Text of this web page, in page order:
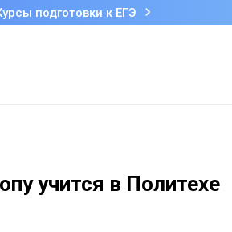
подготовки к ЕГЭ
учится в Политехе